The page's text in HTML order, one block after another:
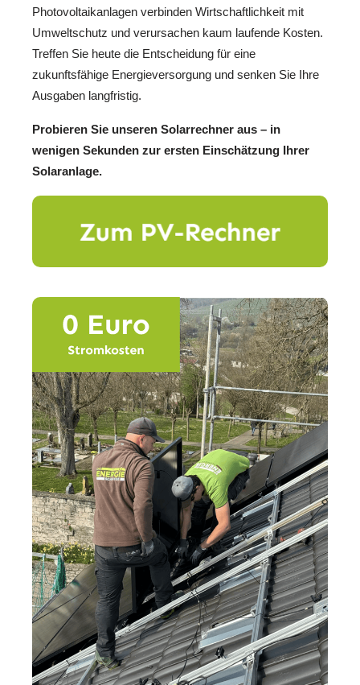
Photovoltaikanlagen verbinden Wirtschaftlichkeit mit
Umweltschutz und verursachen kaum laufende Kosten.
Treffen Sie heute die Entscheidung für eine
zukunftsfähige Energieversorgung und senken Sie Ihre
Ausgaben langfristig.
Probieren Sie unseren Solarrechner aus – in
wenigen Sekunden zur ersten Einschätzung Ihrer
Solaranlage.